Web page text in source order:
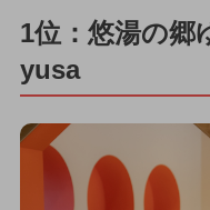
1位：悠湯の郷
yusa